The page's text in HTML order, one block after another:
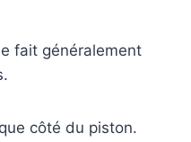
fait généralement
côté du piston.